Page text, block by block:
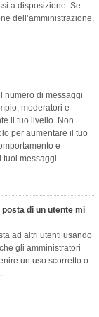
a disposizione. Se
dell’amministrazione,
numero di messaggi
moderatori e
il tuo livello. Non
per aumentare il tuo
e
tuoi messaggi.
di un utente mi
ad altri utenti usando
gli amministratori
un uso scorretto o